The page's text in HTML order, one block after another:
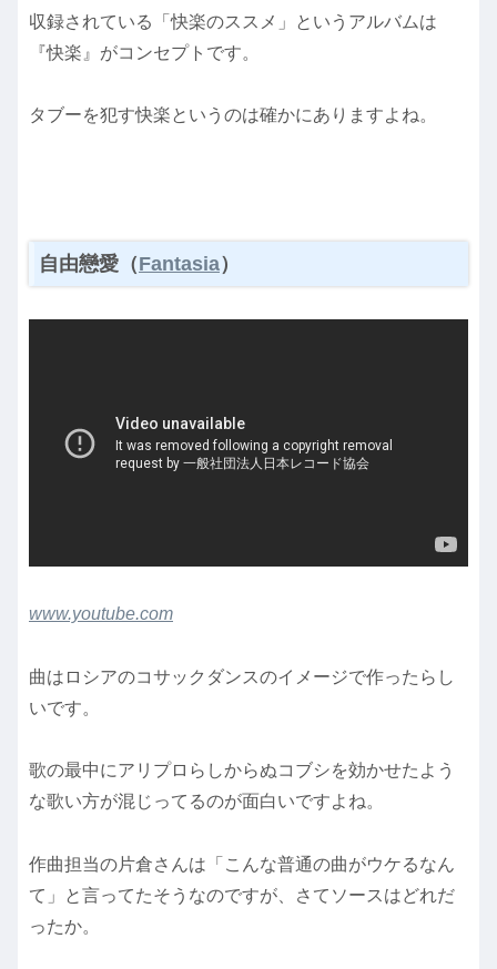
収録されている「快楽のススメ」というアルバムは
『快楽』がコンセプトです。
タブーを犯す快楽というのは確かにありますよね。
自由戀愛（Fantasia）
www.youtube.com
曲はロシアのコサックダンスのイメージで作ったらし
いです。
歌の最中にアリプロらしからぬコブシを効かせたよう
な歌い方が混じってるのが面白いですよね。
作曲担当の片倉さんは「こんな普通の曲がウケるなん
て」と言ってたそうなのですが、さてソースはどれだ
ったか。